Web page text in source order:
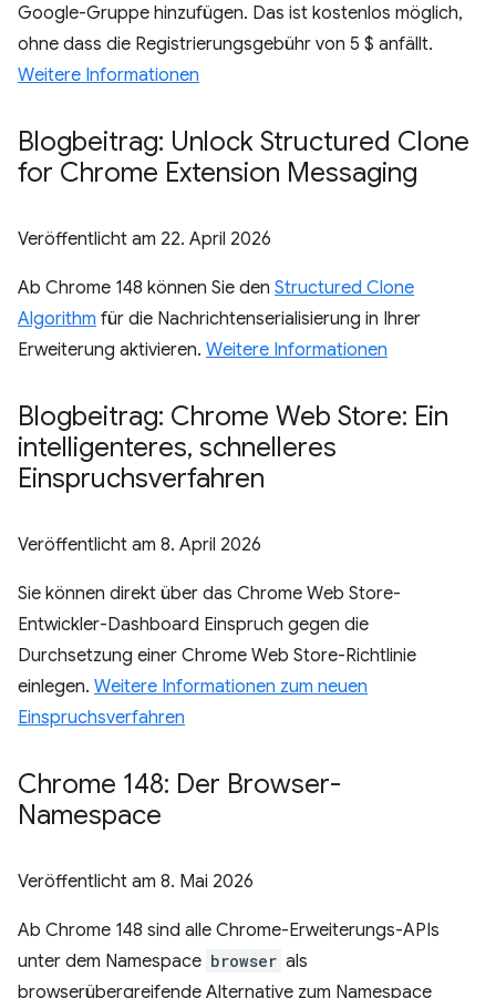
Google-Gruppe hinzufügen. Das ist kostenlos möglich,
ohne dass die Registrierungsgebühr von 5 $ anfällt.
Weitere Informationen
Blogbeitrag: Unlock Structured Clone
for Chrome Extension Messaging
Veröffentlicht am 22. April 2026
Ab Chrome 148 können Sie den Structured Clone
Algorithm für die Nachrichtenserialisierung in Ihrer
Erweiterung aktivieren. Weitere Informationen
Blogbeitrag: Chrome Web Store: Ein
intelligenteres, schnelleres
Einspruchsverfahren
Veröffentlicht am 8. April 2026
Sie können direkt über das Chrome Web Store-
Entwickler-Dashboard Einspruch gegen die
Durchsetzung einer Chrome Web Store-Richtlinie
einlegen. Weitere Informationen zum neuen
Einspruchsverfahren
Chrome 148: Der Browser-
Namespace
Veröffentlicht am 8. Mai 2026
Ab Chrome 148 sind alle Chrome-Erweiterungs-APIs
unter dem Namespace browser als
browserübergreifende Alternative zum Namespace